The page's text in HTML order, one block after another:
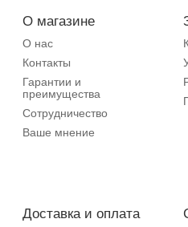
О магазине
О нас
Контакты
Гарантии и
преимущества
Сотрудничество
Ваше мнение
Доставка и оплата